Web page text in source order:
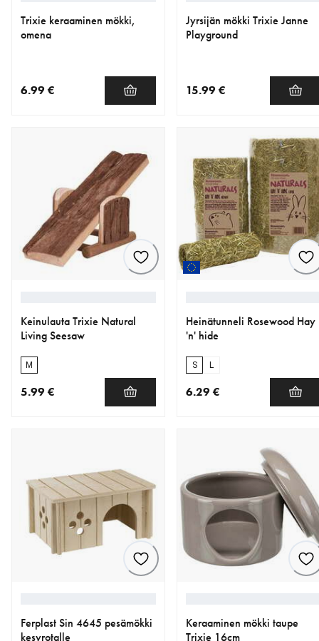
Trixie keraaminen mökki,
omena
6.99 €
Jyrsijän mökki Trixie Janne
Playground
15.99 €
Keinulauta Trixie Natural
Living Seesaw
M
5.99 €
Heinätunneli Rosewood Hay
'n' hide
S L
6.29 €
Ferplast Sin 4645 pesämökki
kesyrotalle
Keraaminen mökki taupe
Trixie 16cm